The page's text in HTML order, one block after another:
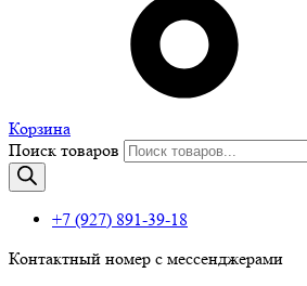
Корзина
Поиск товаров
+7 (927) 891-39-18
Контактный номер с мессенджерами